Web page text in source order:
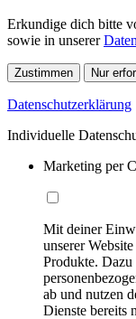
Erkundige dich bitte
sowie in unserer
Zustimmen Nur
Datenschutzerklärung
Individuelle
Marketing per
Mit deiner
unserer
Produkte. Dazu
ab und nutzen
Dienste bereits